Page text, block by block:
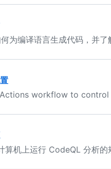
为编译语言生成代码，并了
workflow to
机上运行 CodeQL 分析的